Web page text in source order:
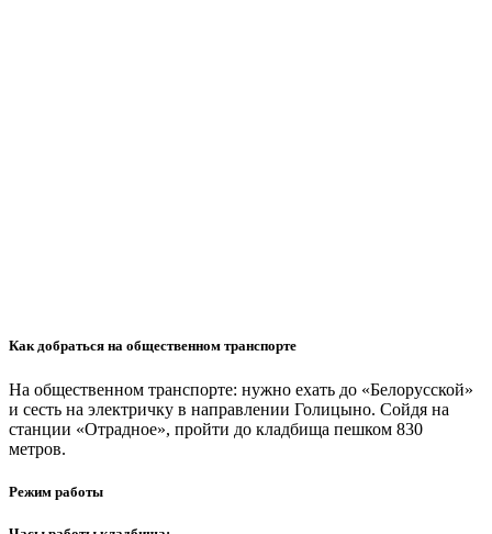
Как добраться на общественном транспорте
На общественном транспорте: нужно ехать до «Белорусской»
и сесть на электричку в направлении Голицыно. Сойдя на
станции «Отрадное», пройти до кладбища пешком 830
метров.
Режим работы